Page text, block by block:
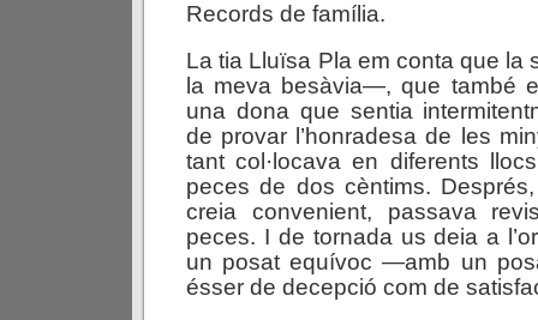
Records de família.
La tia Lluïsa Pla em conta que
la meva besàvia—, que també
una dona que sentia
de provar l’honradesa de les
tant col·locava en diferents
peces de dos cèntims.
creia convenient, passava
peces. I de tornada us deia a
un posat equívoc —amb un
ésser de decepció com de